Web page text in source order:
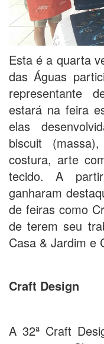
Esta é a quarta
das Águas
representante
estará na feira
elas
biscuit
costura, arte
tecido. A
ganharam
de feiras como
de terem seu
Casa & Jardim e
Craft Design
A 32ª Craft